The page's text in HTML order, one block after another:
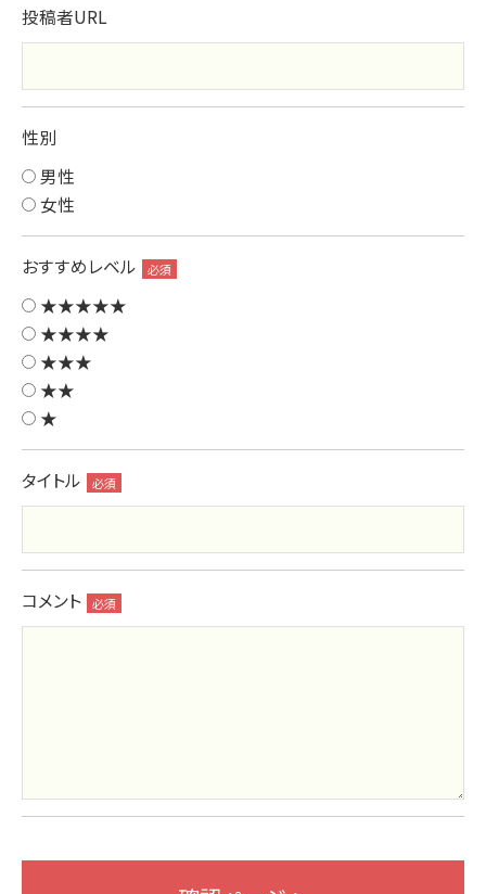
投稿者URL
性別
男性
女性
おすすめレベル 必須
★★★★★
★★★★
★★★
★★
★
タイトル 必須
コメント 必須